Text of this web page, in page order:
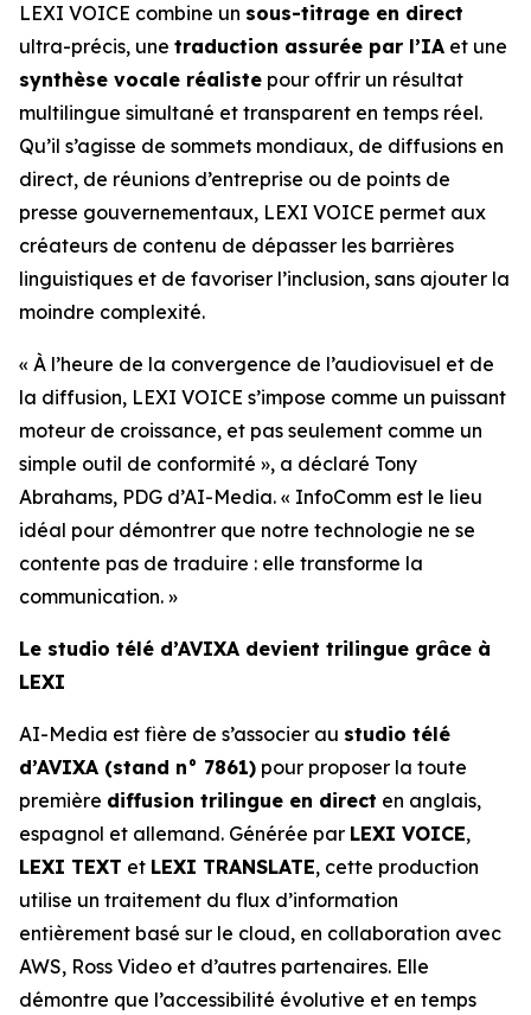
LEXI VOICE combine un sous-titrage en direct
ultra-précis, une traduction assurée par l’IA et une
synthèse vocale réaliste pour offrir un résultat
multilingue simultané et transparent en temps réel.
Qu’il s’agisse de sommets mondiaux, de diffusions en
direct, de réunions d’entreprise ou de points de
presse gouvernementaux, LEXI VOICE permet aux
créateurs de contenu de dépasser les barrières
linguistiques et de favoriser l’inclusion, sans ajouter la
moindre complexité.
« À l’heure de la convergence de l’audiovisuel et de
la diffusion, LEXI VOICE s’impose comme un puissant
moteur de croissance, et pas seulement comme un
simple outil de conformité », a déclaré Tony
Abrahams, PDG d’AI-Media. « InfoComm est le lieu
idéal pour démontrer que notre technologie ne se
contente pas de traduire : elle transforme la
communication. »
Le studio télé d’AVIXA devient trilingue grâce à
LEXI
AI-Media est fière de s’associer au studio télé
d’AVIXA (stand n° 7861) pour proposer la toute
première diffusion trilingue en direct en anglais,
espagnol et allemand. Générée par LEXI VOICE,
LEXI TEXT et LEXI TRANSLATE, cette production
utilise un traitement du flux d’information
entièrement basé sur le cloud, en collaboration avec
AWS, Ross Video et d’autres partenaires. Elle
démontre que l’accessibilité évolutive et en temps